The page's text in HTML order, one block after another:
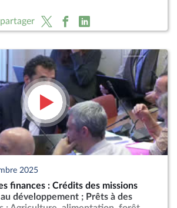
partager
2025
finances : Crédits des missions
développement ; Prêts à des